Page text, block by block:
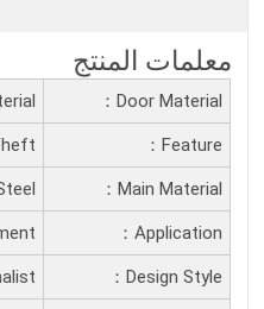
معلمات المنتج
Door Material：
Feature：
Main Material：
Application：
Design Style：